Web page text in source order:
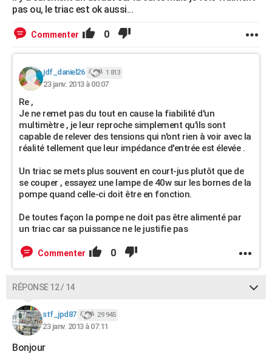
pas ou, le triac est ok aussi...
Commenter 0
jdf_daniel26 1 813
23 janv. 2013 à 00:07
Re ,
Je ne remet pas du tout en cause la fiabilité d'un
multimètre , je leur reproche simplement qu'ils sont
capable de relever des tensions qui n'ont rien à voir avec la
réalité tellement que leur impédance d'entrée est élevée .
Un triac se mets plus souvent en court-jus plutôt que de
se couper , essayez une lampe de 40w sur les bornes de la
pompe quand celle-ci doit être en fonction.
De toutes façon la pompe ne doit pas être alimenté par
un triac car sa puissance ne le justifie pas
Commenter 0
RÉPONSE 12 / 14
stf_jpd87 29 945
23 janv. 2013 à 07:11
Bonjour